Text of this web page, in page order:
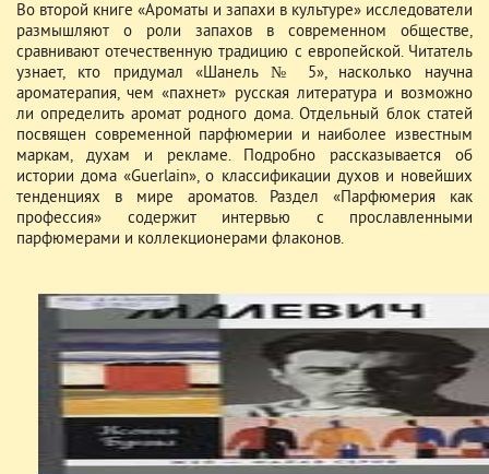
Во второй книге «Ароматы и запахи в культуре» исследователи
размышляют о роли запахов в современном обществе,
сравнивают отечественную традицию с европейской. Читатель
узнает, кто придумал «Шанель № 5», насколько научна
ароматерапия, чем «пахнет» русская литература и возможно
ли определить аромат родного дома. Отдельный блок статей
посвящен современной парфюмерии и наиболее известным
маркам, духам и рекламе. Подробно рассказывается об
истории дома «Guerlain», о классификации духов и новейших
тенденциях в мире ароматов. Раздел «Парфюмерия как
профессия» содержит интервью с прославленными
парфюмерами и коллекционерами флаконов.